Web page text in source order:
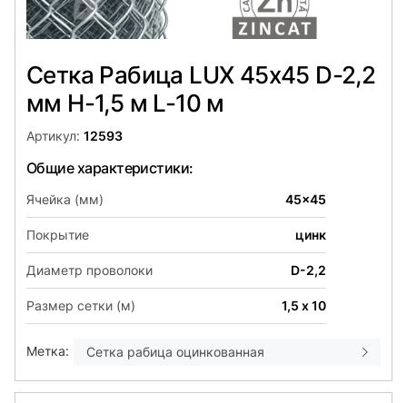
Сетка Рабица LUX 45х45 D-2,2
мм H-1,5 м L-10 м
Артикул: 12593
Общие характеристики:
Ячейка (мм) 45x45
Покрытие цинк
Диаметр проволоки D-2,2
Размер сетки (м) 1,5 х 10
Метка: Сетка рабица оцинкованная